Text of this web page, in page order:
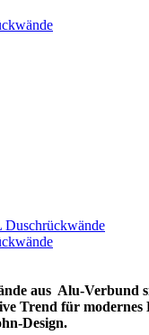
aus Alu-Verbund
Trend für modernes
Design.